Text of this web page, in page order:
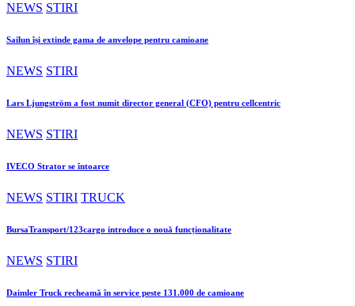
NEWS STIRI
Sailun își extinde gama de anvelope pentru camioane
NEWS STIRI
Lars Ljungström a fost numit director general (CFO) pentru cellcentric
NEWS STIRI
IVECO Strator se întoarce
NEWS STIRI TRUCK
BursaTransport/123cargo introduce o nouă funcționalitate
NEWS STIRI
Daimler Truck recheamă în service peste 131.000 de camioane